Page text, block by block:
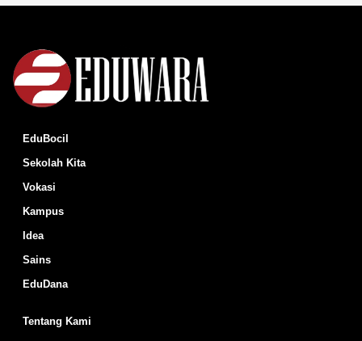
EduBocil
Sekolah Kita
Vokasi
Kampus
Idea
Sains
EduDana
Tentang Kami